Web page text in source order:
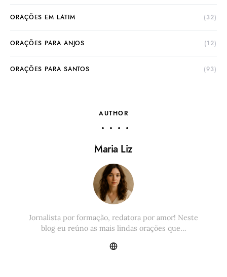
ORAÇÕES EM LATIM (32)
ORAÇÕES PARA ANJOS (12)
ORAÇÕES PARA SANTOS (93)
AUTHOR
Maria Liz
Jornalista por formação, redatora por amor! Neste
blog eu reúno as mais lindas orações que…